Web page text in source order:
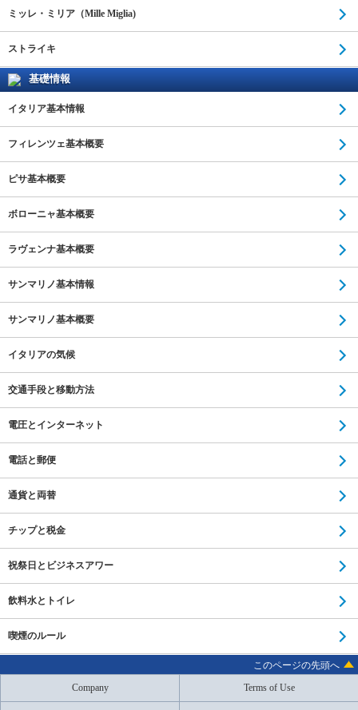
ミッレ・ミリア（Mille Miglia)
ストライキ
基礎情報
イタリア基本情報
フィレンツェ基本概要
ピサ基本概要
ボローニャ基本概要
ラヴェンナ基本概要
サンマリノ基本情報
サンマリノ基本概要
イタリアの気候
交通手段と移動方法
電圧とインターネット
電話と郵便
通貨と両替
チップと税金
祝祭日とビジネスアワー
飲料水とトイレ
喫煙のルール
このページの先頭へ
Company Terms of Use